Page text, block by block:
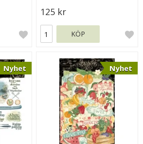
125 kr
KÖP
Nyhet Nyhet